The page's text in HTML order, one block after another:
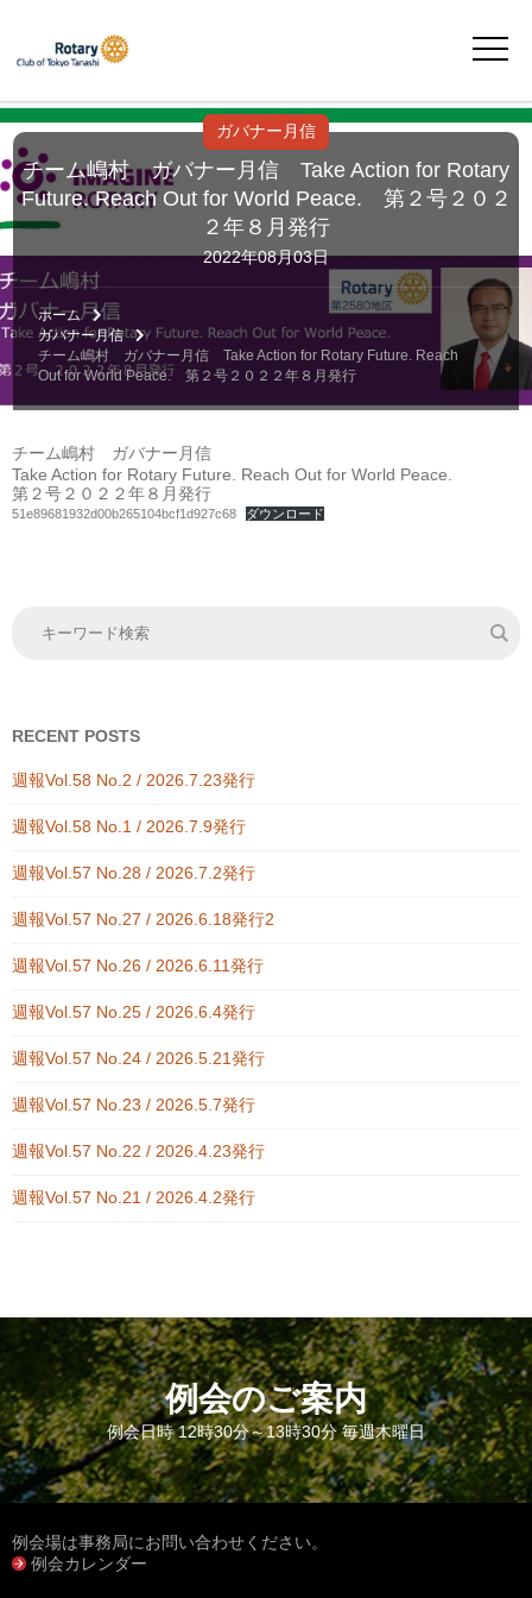
チーム嶋村 ガバナー月信 Take Action for Rotary
Future. Reach Out for World Peace. 第２号２０２
２年８月発行
ガバナー月信
2022年08月03日
ホーム
ガバナー月信
チーム嶋村 ガバナー月信 Take Action for Rotary Future. Reach
Out for World Peace. 第２号２０２２年８月発行
チーム嶋村 ガバナー月信
Take Action for Rotary Future. Reach Out for World Peace.
第２号２０２２年８月発行
51e89681932d00b265104bcf1d927c68 ダウンロード
RECENT POSTS
週報Vol.58 No.2 / 2026.7.23発行
週報Vol.58 No.1 / 2026.7.9発行
週報Vol.57 No.28 / 2026.7.2発行
週報Vol.57 No.27 / 2026.6.18発行2
週報Vol.57 No.26 / 2026.6.11発行
週報Vol.57 No.25 / 2026.6.4発行
週報Vol.57 No.24 / 2026.5.21発行
週報Vol.57 No.23 / 2026.5.7発行
週報Vol.57 No.22 / 2026.4.23発行
週報Vol.57 No.21 / 2026.4.2発行
例会のご案内
例会日時 12時30分～13時30分 毎週木曜日
例会場は事務局にお問い合わせください。
例会カレンダー